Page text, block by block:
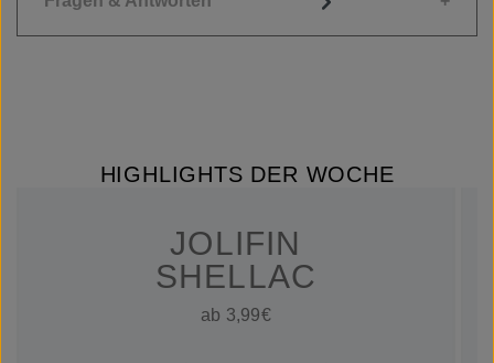
HIGHLIGHTS DER WOCHE
JOLIFIN
SHELLAC
ab 3,99€